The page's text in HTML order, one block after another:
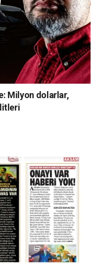
Milyon dolarlar,